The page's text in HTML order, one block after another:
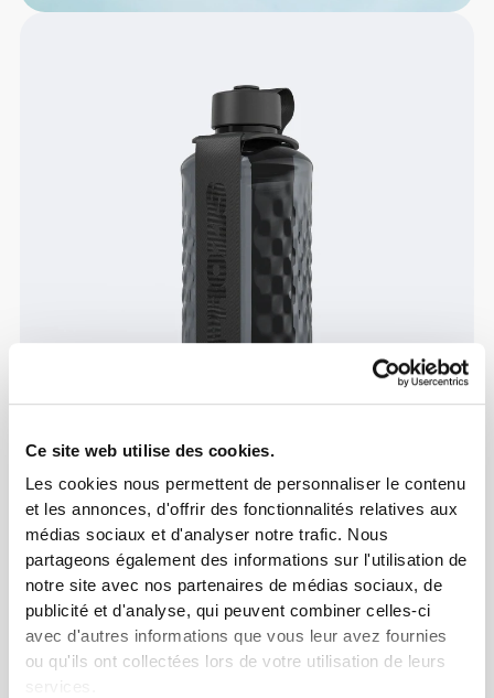
Ce site web utilise des cookies.
Les cookies nous permettent de personnaliser le contenu
et les annonces, d'offrir des fonctionnalités relatives aux
médias sociaux et d'analyser notre trafic. Nous
partageons également des informations sur l'utilisation de
notre site avec nos partenaires de médias sociaux, de
publicité et d'analyse, qui peuvent combiner celles-ci
avec d'autres informations que vous leur avez fournies
ou qu'ils ont collectées lors de votre utilisation de leurs
services.
Info et Entretien
Avis généraux
4.9(310 avis)